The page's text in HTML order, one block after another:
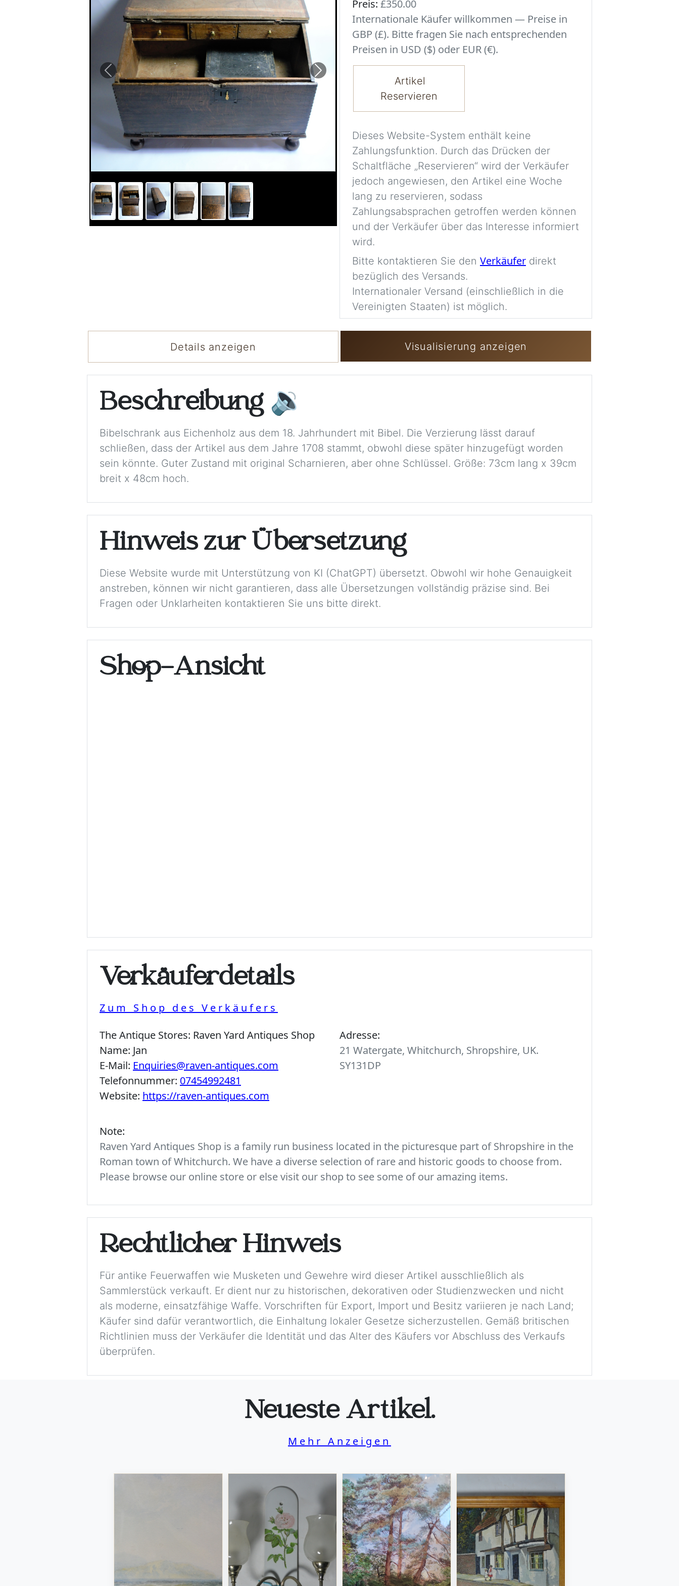
Previous Next
Preis: £350.00
Internationale Käufer willkommen — Preise in
GBP (£). Bitte fragen Sie nach entsprechenden
Preisen in USD ($) oder EUR (€).
Artikel
Reservieren
Dieses Website-System enthält keine
Zahlungsfunktion. Durch das Drücken der
Schaltfläche „Reservieren“ wird der Verkäufer
jedoch angewiesen, den Artikel eine Woche
lang zu reservieren, sodass
Zahlungsabsprachen getroffen werden können
und der Verkäufer über das Interesse informiert
wird.
Bitte kontaktieren Sie den Verkäufer direkt
bezüglich des Versands.
Internationaler Versand (einschließlich in die
Vereinigten Staaten) ist möglich.
Details anzeigen Visualisierung anzeigen
Beschreibung 🔉
Bibelschrank aus Eichenholz aus dem 18. Jahrhundert mit Bibel. Die Verzierung lässt darauf
schließen, dass der Artikel aus dem Jahre 1708 stammt, obwohl diese später hinzugefügt worden
sein könnte. Guter Zustand mit original Scharnieren, aber ohne Schlüssel. Größe: 73cm lang x 39cm
breit x 48cm hoch.
Hinweis zur Übersetzung
Diese Website wurde mit Unterstützung von KI (ChatGPT) übersetzt. Obwohl wir hohe Genauigkeit
anstreben, können wir nicht garantieren, dass alle Übersetzungen vollständig präzise sind. Bei
Fragen oder Unklarheiten kontaktieren Sie uns bitte direkt.
Shop-Ansicht
Verkäuferdetails
Zum Shop des Verkäufers
The Antique Stores: Raven Yard Antiques Shop
Name: Jan
E-Mail: Enquiries@raven-antiques.com
Telefonnummer: 07454992481
Website: https://raven-antiques.com
Adresse:
21 Watergate, Whitchurch, Shropshire, UK.
SY131DP
Note:
Raven Yard Antiques Shop is a family run business located in the picturesque part of Shropshire in the
Roman town of Whitchurch. We have a diverse selection of rare and historic goods to choose from.
Please browse our online store or else visit our shop to see some of our amazing items.
Rechtlicher Hinweis
Für antike Feuerwaffen wie Musketen und Gewehre wird dieser Artikel ausschließlich als
Sammlerstück verkauft. Er dient nur zu historischen, dekorativen oder Studienzwecken und nicht
als moderne, einsatzfähige Waffe. Vorschriften für Export, Import und Besitz variieren je nach Land;
Käufer sind dafür verantwortlich, die Einhaltung lokaler Gesetze sicherzustellen. Gemäß britischen
Richtlinien muss der Verkäufer die Identität und das Alter des Käufers vor Abschluss des Verkaufs
überprüfen.
Neueste Artikel.
Mehr Anzeigen